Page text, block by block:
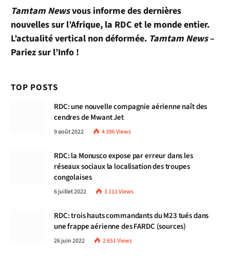
Tamtam Newsvous informe des dernières
nouvelles sur l’Afrique, la RDC et le monde entier.
L’actualité vertical non déformée. Tamtam News–
Pariez sur l’Info !
TOP POSTS
RDC: une nouvelle compagnie aérienne naît des
cendres de Mwant Jet
9 août 2022 4 396Views
RDC: la Monusco expose par erreur dans les
réseaux sociaux la localisation des troupes
congolaises
6 juillet 2022 3 111Views
RDC: trois hauts commandants du M23 tués dans
une frappe aérienne des FARDC (sources)
26 juin 2022 2 651Views